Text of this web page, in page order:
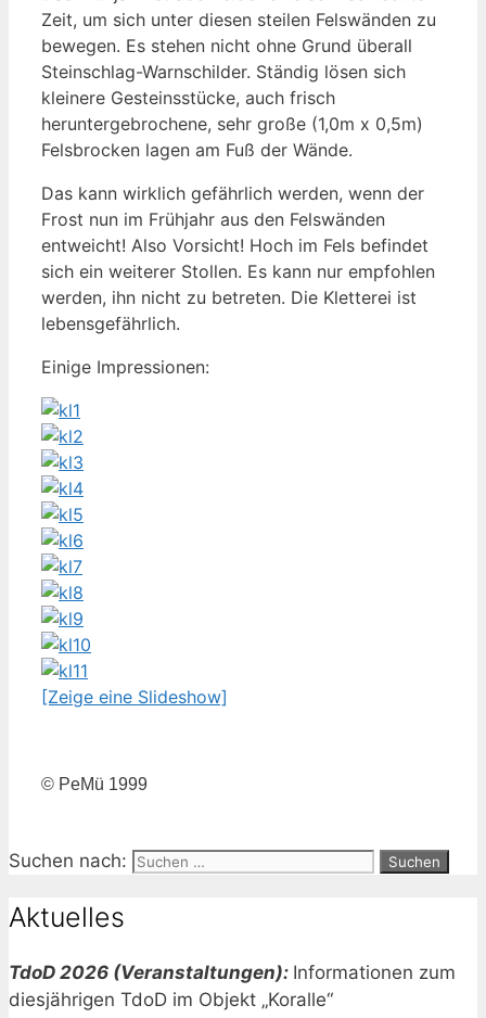
Zeit, um sich unter diesen steilen Felswänden zu
bewegen. Es stehen nicht ohne Grund überall
Steinschlag-Warnschilder. Ständig lösen sich
kleinere Gesteinsstücke, auch frisch
heruntergebrochene, sehr große (1,0m x 0,5m)
Felsbrocken lagen am Fuß der Wände.
Das kann wirklich gefährlich werden, wenn der
Frost nun im Frühjahr aus den Felswänden
entweicht! Also Vorsicht! Hoch im Fels befindet
sich ein weiterer Stollen. Es kann nur empfohlen
werden, ihn nicht zu betreten. Die Kletterei ist
lebensgefährlich.
Einige Impressionen:
[Zeige eine Slideshow]
© PeMü 1999
Suchen nach:
Aktuelles
TdoD 2026 (Veranstaltungen): Informationen zum
diesjährigen TdoD im Objekt „Koralle“